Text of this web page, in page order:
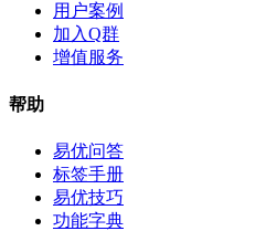
用户案例
加入Q群
增值服务
帮助
易优问答
标签手册
易优技巧
功能字典